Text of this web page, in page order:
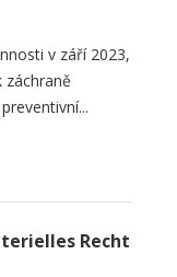
v září 2023,
záchraně
Recht